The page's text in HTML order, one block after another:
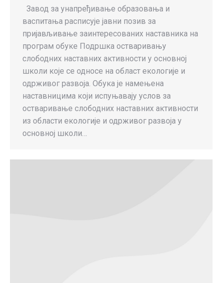
Завод за унапређивање образовања и
васпитања расписује јавни позив за
пријављивање заинтересованих наставника на
програм обуке Подршка остваривању
слободних наставних активности у основној
школи које се односе на област екологије и
одрживог развоја. Обука је намењена
наставницима који испуњавају услов за
остваривање слободних наставних активности
из области екологије и одрживог развоја у
основној школи…